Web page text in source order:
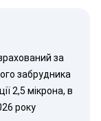
за
забрудника
2,5 мікрона, в
року